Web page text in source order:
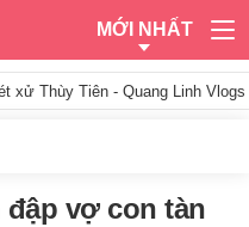
MỚI NHẤT
xử Thùy Tiên - Quang Linh
vợ con tàn